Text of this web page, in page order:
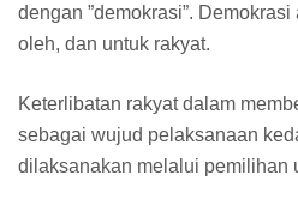
dengan ”demokrasi”.
oleh, dan untuk rakyat.
Keterlibatan rakyat dalam
sebagai wujud pelaksanaan
dilaksanakan melalui pemilihan